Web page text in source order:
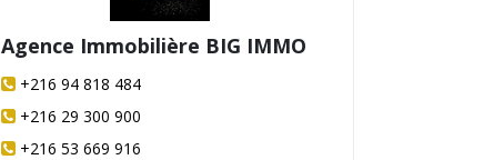
Agence Immobilière BIG IMMO
+216 94 818 484
+216 29 300 900
+216 53 669 916